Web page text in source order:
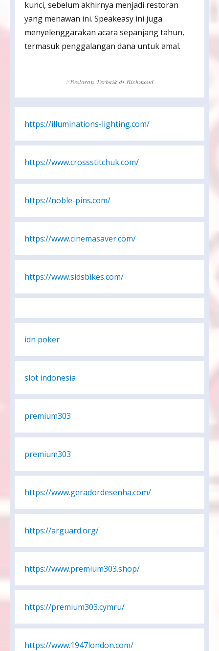
kunci, sebelum akhirnya menjadi restoran
yang menawan ini. Speakeasy ini juga
menyelenggarakan acara sepanjang tahun,
termasuk penggalangan dana untuk amal.
Tags
Restoran Terbaik di Richmond
https://illuminations-lighting.com/
https://www.crossstitchuk.com/
https://noble-pins.com/
https://www.cinemasaver.com/
https://www.sidsbikes.com/
idn poker
slot indonesia
premium303
premium303
https://www.geradordesenha.com/
https://arguard.org/
https://www.premium303.shop/
https://premium303.cymru/
https://www.1947london.com/